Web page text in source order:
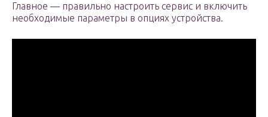
Главное — правильно настроить сервис и включить
необходимые параметры в опциях устройства.